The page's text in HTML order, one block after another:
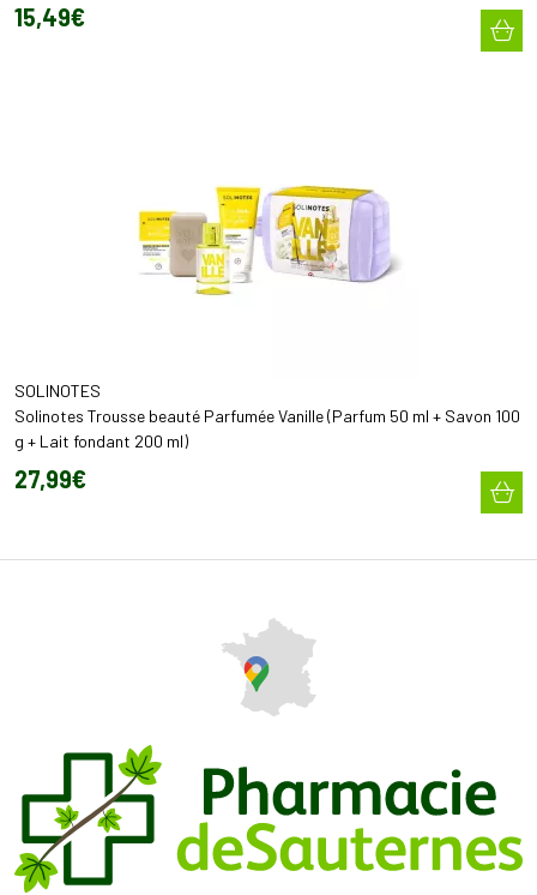
15,49€
SOLINOTES
Solinotes Trousse beauté Parfumée Vanille (Parfum 50 ml + Savon 100
g + Lait fondant 200 ml)
27,99€